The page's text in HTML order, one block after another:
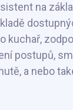
na
kuchař,
postupů,
a nebo